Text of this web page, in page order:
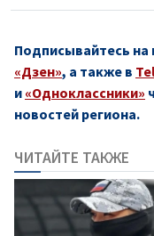
Подписывайтесь на
«Дзен», а также в
и «Одноклассники»
новостей региона.
ЧИТАЙТЕ ТАКЖЕ